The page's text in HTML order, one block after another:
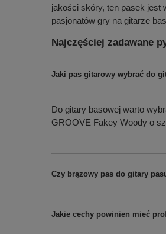
jakości skóry, ten pasek jest
pasjonatów gry na gitarze
Najczęściej zadawane
Jaki pas gitarowy wybrać do
Do gitary basowej warto
GROOVE Fakey Woody o
Czy brązowy pas do gitary
Jakie cechy powinien mieć